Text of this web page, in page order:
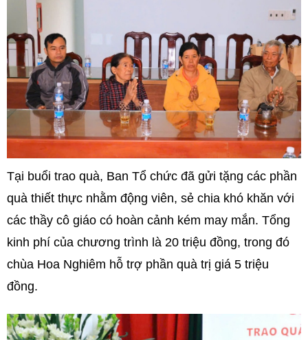
Tại buổi trao quà, Ban Tổ chức đã gửi tặng các phần
quà thiết thực nhằm động viên, sẻ chia khó khăn với
các thầy cô giáo có hoàn cảnh kém may mắn. Tổng
kinh phí của chương trình là 20 triệu đồng, trong đó
chùa Hoa Nghiêm hỗ trợ phần quà trị giá 5 triệu
đồng.